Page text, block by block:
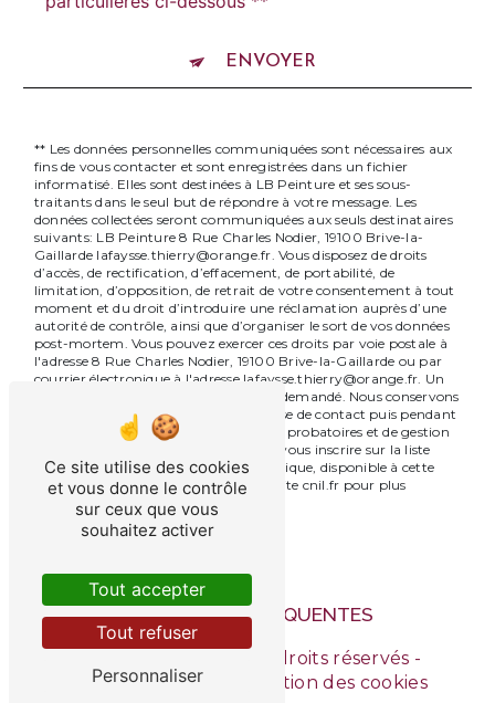
ENVOYER
** Les données personnelles communiquées sont nécessaires aux
fins de vous contacter et sont enregistrées dans un fichier
informatisé. Elles sont destinées à LB Peinture et ses sous-
traitants dans le seul but de répondre à votre message. Les
données collectées seront communiquées aux seuls destinataires
suivants: LB Peinture 8 Rue Charles Nodier, 19100 Brive-la-
Gaillarde lafaysse.thierry@orange.fr. Vous disposez de droits
d’accès, de rectification, d’effacement, de portabilité, de
limitation, d’opposition, de retrait de votre consentement à tout
moment et du droit d’introduire une réclamation auprès d’une
autorité de contrôle, ainsi que d’organiser le sort de vos données
post-mortem. Vous pouvez exercer ces droits par voie postale à
l'adresse 8 Rue Charles Nodier, 19100 Brive-la-Gaillarde ou par
courrier électronique à l'adresse lafaysse.thierry@orange.fr. Un
justificatif d'identité pourra vous être demandé. Nous conservons
vos données pendant la période de prise de contact puis pendant
la durée de prescription légale aux fins probatoires et de gestion
des contentieux. Vous avez le droit de vous inscrire sur la liste
d'opposition au démarchage téléphonique, disponible à cette
adresse:Bloctel.gouv.fr. Consultez le site cnil.fr pour plus
d’informations sur vos droits.
RECHERCHES FRÉQUENTES
- 2026 - Tous droits réservés -
Mentions légales
Gestion des cookies
Ce site utilise des cookies
et vous donne le contrôle
sur ceux que vous
souhaitez activer
Tout accepter
Tout refuser
Personnaliser